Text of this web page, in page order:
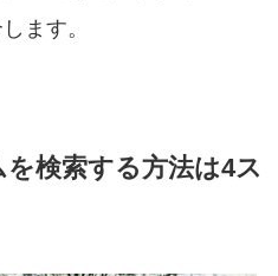
ます。
検索する方法は4ス